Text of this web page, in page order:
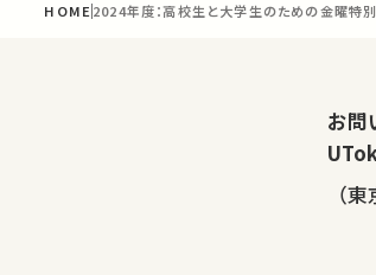
HOME2024年度：高校生と大学生のための金曜特
お問
（